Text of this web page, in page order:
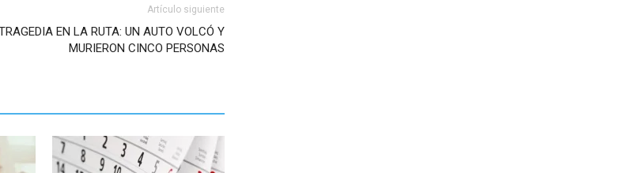
Artículo siguiente
EN LA RUTA: UN AUTO VOLCÓ Y
MURIERON CINCO PERSONAS